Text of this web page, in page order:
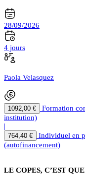
28/09/2026
4 jours
Paola Velasquez
1092,00 €
Formation
institution)
|
764,40 €
Individuel en
(autofinancement)
LE COPES, C’EST